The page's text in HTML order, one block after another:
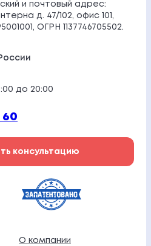
и почтовый адрес:
д. 47/102, офис 101,
ОГРН 1137746705502.
до 20:00
60
консультацию
О компании